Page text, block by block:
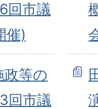
回市議
催)
政等の
回市議